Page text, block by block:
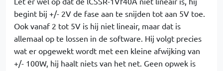
begint bij +/- 2V de fase aan te snijden tot aan 5V toe.
Ook vanaf 2 tot 5V is hij niet lineair, maar dat is
allemaal op te lossen in de software. Hij volgt precies
wat er opgewekt wordt met een kleine afwijking van
+/- 100W, hij haalt niets van het net. Geen opwek is